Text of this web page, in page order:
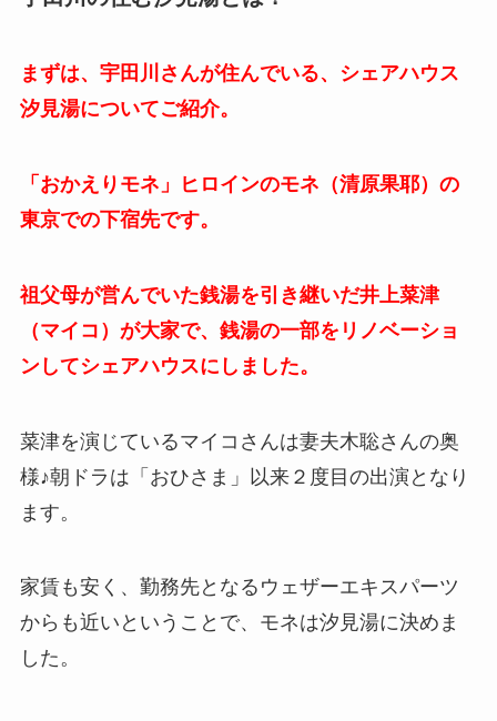
まずは、宇田川さんが住んでいる、シェアハウス
汐見湯についてご紹介。
「おかえりモネ」ヒロインのモネ（清原果耶）の
東京での下宿先です。
祖父母が営んでいた銭湯を引き継いだ井上菜津
（マイコ）が大家で、銭湯の一部をリノベーショ
ンしてシェアハウスにしました。
菜津を演じているマイコさんは妻夫木聡さんの奥
様♪朝ドラは「おひさま」以来２度目の出演となり
ます。
家賃も安く、勤務先となるウェザーエキスパーツ
からも近いということで、モネは汐見湯に決めま
した。